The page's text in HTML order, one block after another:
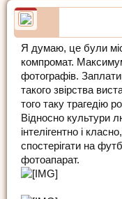
Я думаю, це були
компромат.
фотографів.
такого звірства
того таку трагедію
Відносно культури
інтелігентно і
спостерігати на
фотоапарат.